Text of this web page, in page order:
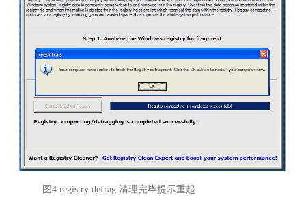
图4 registry defrag 清理完毕提示重起